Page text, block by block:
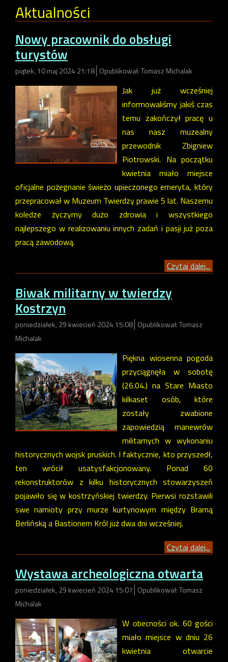
Aktualności
Nowy pracownik do obsługi
turystów
piątek, 10 maj 2024 21:18 Opublikował: Tomasz Michalak
Jak już wcześniej
informowaliśmy jakiś czas
temu zakończył pracę u
nas nasz muzealny
przewodnik Zbigniew
Piotrowski. Na początku
kwietnia miało miejsce
oficjalne pożegnanie świeżo upieczonego emeryta, który
przepracował w Muzeum Twierdzy prawie 5 lat. Naszemu
koledze życzymy dużo zdrowia i wszystkiego
najlepszego w realizowaniu innych zadań i pasji już poza
pracą zawodową.
Czytaj dalej...
Biwak militarny w twierdzy
Kostrzyn
poniedziałek, 29 kwiecień 2024 15:08 Opublikował: Tomasz
Michalak
Piękna wiosenna pogoda
przyciągnęła w sobotę
(26.04.) na Stare Miasto
kilkaset osób, które
zostały zwabione
zapowiedzią manewrów
militarnych w wykonaniu
historycznych wojsk pruskich. I faktycznie, kto przyszedł,
ten wrócił usatysfakcjonowany. Ponad 60
rekonstruktorów z kilku historycznych stowarzyszeń
pojawiło się w kostrzyńskiej twierdzy. Pierwsi rozstawili
swe namioty przy murze kurtynowym między Bramą
Berlińską a Bastionem Król już dwa dni wcześniej.
Czytaj dalej...
Wystawa archeologiczna otwarta
poniedziałek, 29 kwiecień 2024 15:07 Opublikował: Tomasz
Michalak
W obecności ok. 60 gości
miało miejsce w dniu 26
kwietnia otwarcie